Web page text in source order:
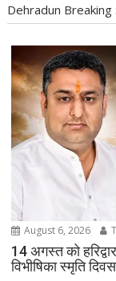
Dehradun Breaking
August 6, 2026
14 अगस्त को
विभीषिका स्मृति